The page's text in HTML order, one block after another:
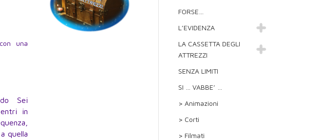
una
Sei
in
quella
FORSE…
L’EVIDENZA
LA CASSETTA DEGLI
ATTREZZI
SENZA LIMITI
SI … VABBE’ …
> Animazioni
> Corti
> Filmati